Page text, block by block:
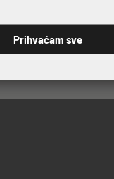
Prihvaćam sve